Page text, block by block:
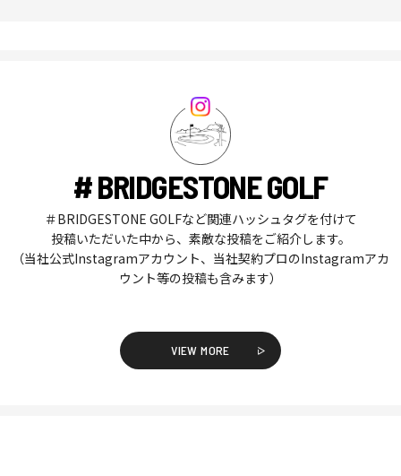
# BRIDGESTONE GOLF
＃BRIDGESTONE GOLFなど関連ハッシュタグを付けて
投稿いただいた中から、素敵な投稿をご紹介します。
（当社公式Instagramアカウント、当社契約プロのInstagramアカ
ウント等の投稿も含みます）
VIEW MORE